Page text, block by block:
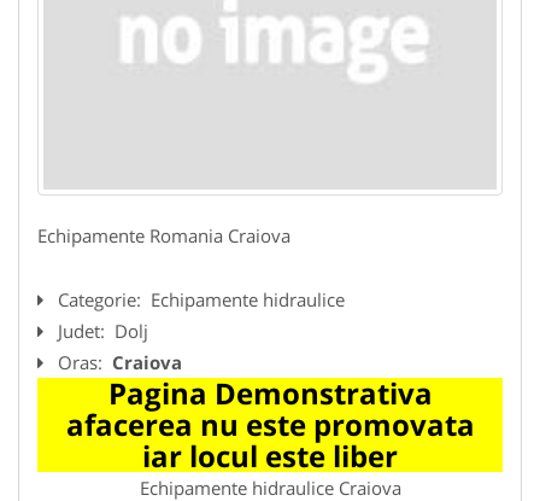
Echipamente Romania Craiova
Categorie: Echipamente hidraulice
Judet: Dolj
Oras: Craiova
Pagina Demonstrativa
afacerea nu este promovata
iar locul este liber
Echipamente hidraulice Craiova